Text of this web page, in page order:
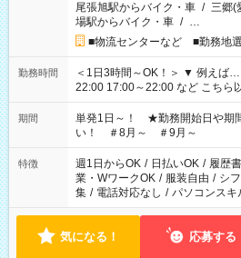
尾張旭駅からバイク・車 / 三郷(
場駅からバイク・車 / …
■物流センターなど ■勤務地
勤務時間
＜1日3時間～OK！＞ ▼ 例えば… ▼ 15:00～18:00 15:00～
22:00 17:00～22:00 など こちら以外の時間もお気軽にご相談く
ださい！
期間
単発1日～！ ★勤務開始日や期
い！ ＃8月～ ＃9月～
特徴 週1日からOK / 日払いOK / 履歴
業・WワークOK / 服装自由 / シ
集 / 電話対応なし / パソコンスキ
気になる！ 応募する